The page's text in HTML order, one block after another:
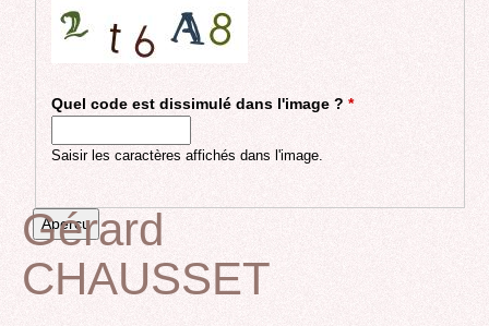
Quel code est dissimulé dans l'image ? *
Saisir les caractères affichés dans l'image.
Back
to
Gérard
CHAUSSET